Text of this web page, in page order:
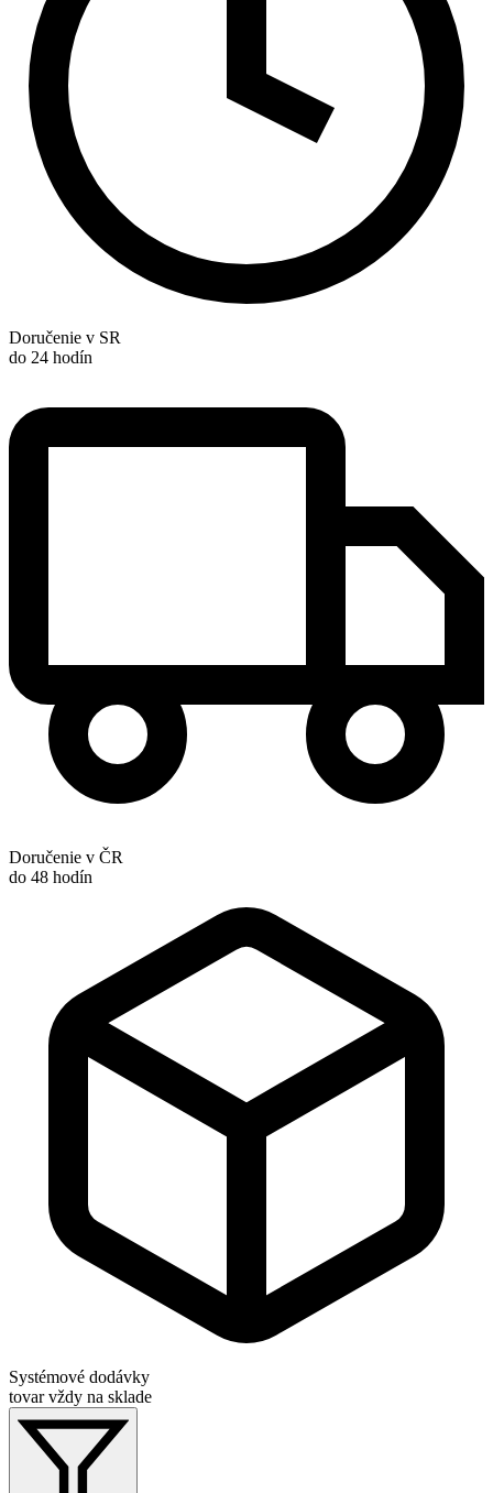
Doručenie v SR
do 24 hodín
Doručenie v ČR
do 48 hodín
Systémové dodávky
tovar vždy na sklade